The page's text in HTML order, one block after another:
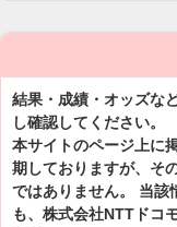
結果・成績・オッズな
し確認してください。
本サイトのページ上に
期しておりますが、そ
ではありません。 当該
も、株式会社NTTドコ